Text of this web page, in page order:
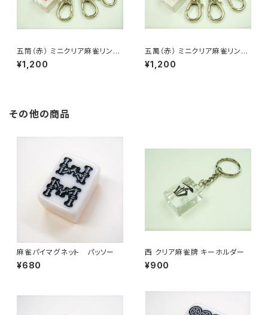
五筒（赤） ミニクリア麻雀リング
3連キーホルダー
¥1,200
五萬（赤） ミニクリア麻雀リング
3連キーホルダー
¥1,200
その他の商品
麻雀パイマグネット パッソー
¥680
西 クリア麻雀牌 キーホルダー
¥900